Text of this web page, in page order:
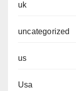
uk
uncategorized
us
Usa